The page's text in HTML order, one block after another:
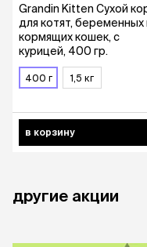
Grandin Kitten Сухой
для котят, беременных
кормящих кошек, с
курицей, 400 гр.
400 г 1,5 кг
в корзину
другие акции